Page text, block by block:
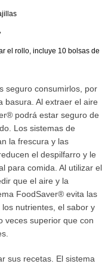
el rollo, incluye 10 bolsas de
seguro consumirlos, por
basura. Al extraer el aire
podrá estar seguro de
Los sistemas de
la frescura y las
el despilfarro y le
para comida. Al utilizar el
que el aire y la
FoodSaver® evita las
nutrientes, el sabor y
veces superior que con
sus recetas. El sistema